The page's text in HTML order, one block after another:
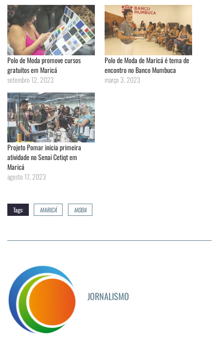
Polo de Moda promove cursos
gratuitos em Maricá
setembro 12, 2023
Polo de Moda de Maricá é tema de
encontro no Banco Mumbuca
março 3, 2023
Projeto Pomar inicia primeira
atividade no Senai Cetiqt em
Maricá
agosto 17, 2023
Tags: MARICÁ MODA
JORNALISMO